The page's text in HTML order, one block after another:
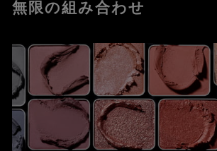
無限の組み合わせ